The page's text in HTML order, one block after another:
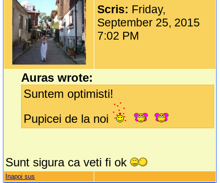
Scris: Friday,
September 25, 2015
7:02 PM
Auras wrote:
Suntem optimisti!
Pupicei de la noi
Sunt sigura ca veti fi ok
Inapoi sus